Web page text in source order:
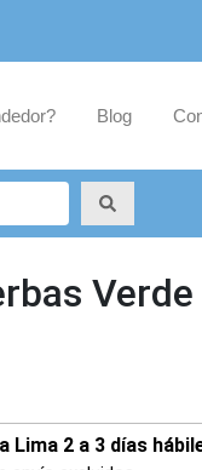
Blog
Verde
Lima 2 a 3 días